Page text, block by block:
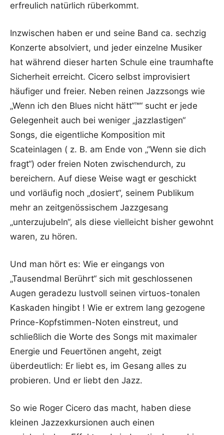
erfreulich natürlich rüberkommt.
Inzwischen haben er und seine Band ca. sechzig
Konzerte absolviert, und jeder einzelne Musiker
hat während dieser harten Schule eine traumhafte
Sicherheit erreicht. Cicero selbst improvisiert
häufiger und freier. Neben reinen Jazzsongs wie
„Wenn ich den Blues nicht hätt“™“ sucht er jede
Gelegenheit auch bei weniger „jazzlastigen“
Songs, die eigentliche Komposition mit
Scateinlagen ( z. B. am Ende von „“Wenn sie dich
fragt“) oder freien Noten zwischendurch, zu
bereichern. Auf diese Weise wagt er geschickt
und vorläufig noch „dosiert“, seinem Publikum
mehr an zeitgenössischem Jazzgesang
„unterzujubeln“, als diese vielleicht bisher gewohnt
waren, zu hören.
Und man hört es: Wie er eingangs von
„Tausendmal Berührt“ sich mit geschlossenen
Augen geradezu lustvoll seinen virtuos-tonalen
Kaskaden hingibt ! Wie er extrem lang gezogene
Prince-Kopfstimmen-Noten einstreut, und
schließlich die Worte des Songs mit maximaler
Energie und Feuertönen angeht, zeigt
überdeutlich: Er liebt es, im Gesang alles zu
probieren. Und er liebt den Jazz.
So wie Roger Cicero das macht, haben diese
kleinen Jazzexkursionen auch einen